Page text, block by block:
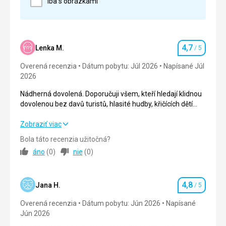
Hezké čisté ubytovaní.
Scela dostačující.
Google Translate
Lenka M. Hodnotenie
4,7 / 5
Overená recenzia Dátum pobytu: Júl 2026
Napísané Júl
2026
Nádherná dovolená. Doporučuji všem, kteří hledají klidnou
dovolenou bez davů turistů, hlasité hudby, křičících dětí
Nádherná dovolená. Doporučuji všem, kteří hledají klidnou
apod.
Ubytovanie 5,0/ 5
Okolie 5,0
Zobraziť viac
Bola táto recenzia užitočná?
áno (0) nie (0)
Jana H. Hodnotenie
4,8 / 5
Overená recenzia Dátum pobytu: Jún 2026
Napísané
Jún 2026